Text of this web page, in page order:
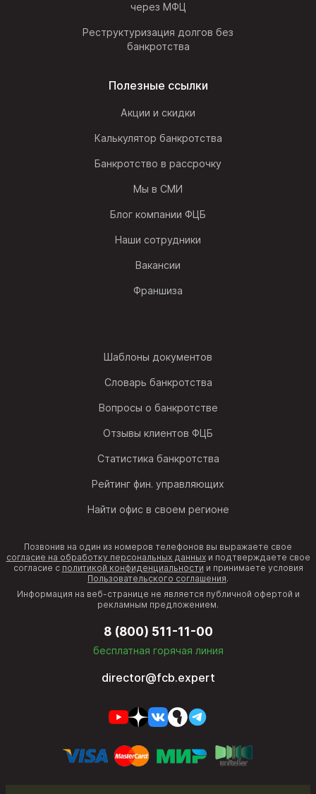
через МФЦ
Реструктуризация долгов без
банкротства
Полезные ссылки
Акции и скидки
Калькулятор банкротства
Банкротство в рассрочку
Мы в СМИ
Блог компании ФЦБ
Наши сотрудники
Вакансии
Франшиза
Шаблоны документов
Словарь банкротства
Вопросы о банкротстве
Отзывы клиентов ФЦБ
Статистика банкротства
Рейтинг фин. управляющих
Найти офис в своем регионе
Позвонив на один из номеров телефонов вы выражаете свое
согласие на обработку персональных данныхи подтверждаете свое
согласие с политикой конфиденциальности и принимаете условия
Пользовательского соглашения.
Информация на веб-странице не является публичной офертой и
рекламным предложением.
8 (800) 511-11-00
бесплатная горячая линия
director@fcb.expert